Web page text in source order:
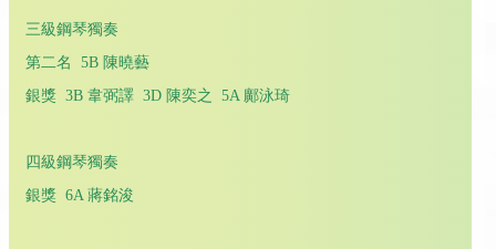
三級鋼琴獨奏
第二名 5B 陳曉藝
銀獎 3B 韋弼譯 3D 陳奕之 5A 鄺泳琦
四級鋼琴獨奏
銀獎 6A 蔣銘浚